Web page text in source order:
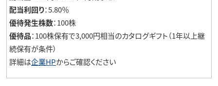
配当利回り：5.80％
優待発生株数：100株
優待品：100株保有で3,000円相当のカタログギフト（1年以上継
続保有が条件）
詳細は企業HPからご確認ください